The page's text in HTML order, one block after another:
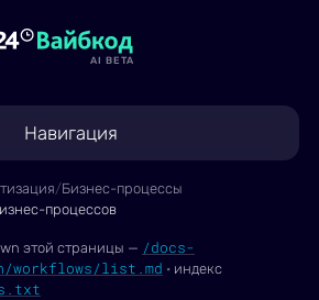
AI BETA
Навигация
/Бизнес-процессы
процессов
этой страницы — /docs-
workflows/list.md · индекс